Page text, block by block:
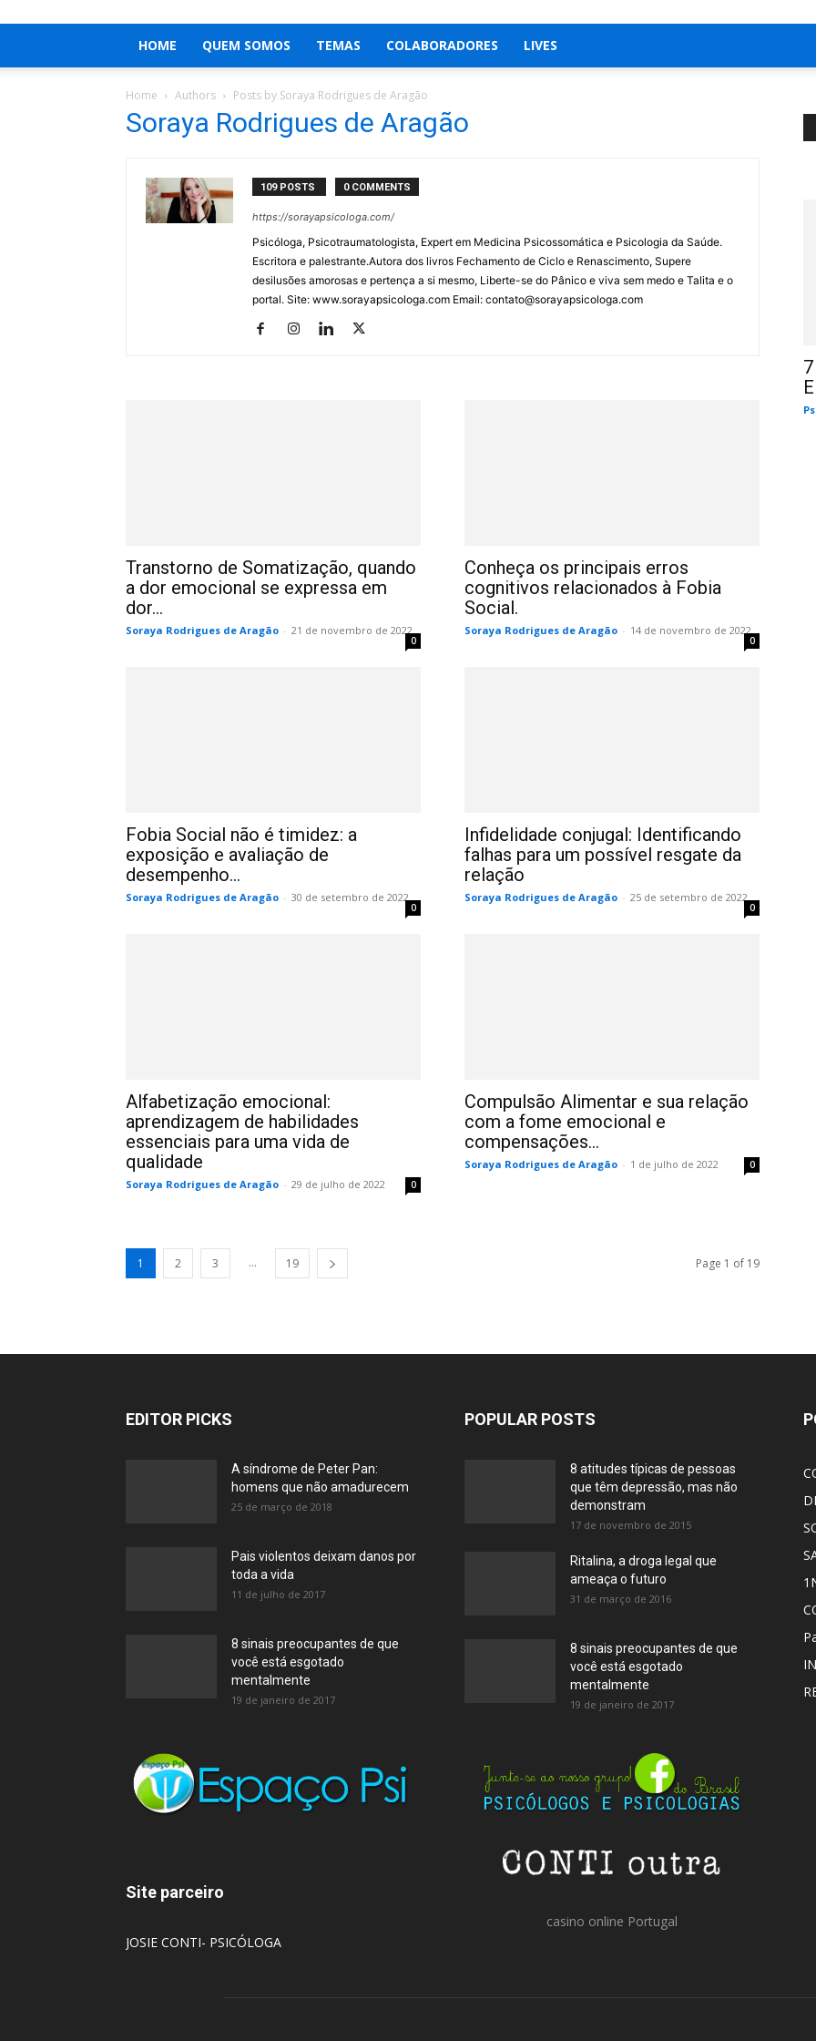
HOME QUEM SOMOS TEMAS COLABORADORES LIVES
Home Authors Posts by Soraya Rodrigues de Aragão
Soraya Rodrigues de Aragão
109 POSTS 0 COMMENTS
https://sorayapsicologa.com/
Psicóloga, Psicotraumatologista, Expert em Medicina Psicossomática e Psicologia da Saúde.
Escritora e palestrante.Autora dos livros Fechamento de Ciclo e Renascimento, Supere
desilusões amorosas e pertença a si mesmo, Liberte-se do Pânico e viva sem medo e Talita e o
portal. Site: www.sorayapsicologa.com Email: contato@sorayapsicologa.com
Transtorno de Somatização, quando
a dor emocional se expressa em
dor...
Soraya Rodrigues de Aragão - 21 de novembro de 2022
0
Conheça os principais erros
cognitivos relacionados à Fobia
Social.
Soraya Rodrigues de Aragão - 14 de novembro de 2022
0
Fobia Social não é timidez: a
exposição e avaliação de
desempenho...
Soraya Rodrigues de Aragão - 30 de setembro de 2022
0
Infidelidade conjugal: Identificando
falhas para um possível resgate da
relação
Soraya Rodrigues de Aragão - 25 de setembro de 2022
0
Alfabetização emocional:
aprendizagem de habilidades
essenciais para uma vida de
qualidade
Soraya Rodrigues de Aragão - 29 de julho de 2022 0
Compulsão Alimentar e sua relação
com a fome emocional e
compensações...
Soraya Rodrigues de Aragão - 1 de julho de 2022 0
1 2 3 ... 19 Page 1 of 19
EDITOR PICKS
A síndrome de Peter Pan:
homens que não amadurecem
25 de março de 2018
Pais violentos deixam danos por
toda a vida
11 de julho de 2017
8 sinais preocupantes de que
você está esgotado
mentalmente
19 de janeiro de 2017
Site parceiro
JOSIE CONTI- PSICÓLOGA
POPULAR POSTS
8 atitudes típicas de pessoas
que têm depressão, mas não
demonstram
17 de novembro de 2015
Ritalina, a droga legal que
ameaça o futuro
31 de março de 2016
8 sinais preocupantes de que
você está esgotado
mentalmente
19 de janeiro de 2017
casino online Portugal